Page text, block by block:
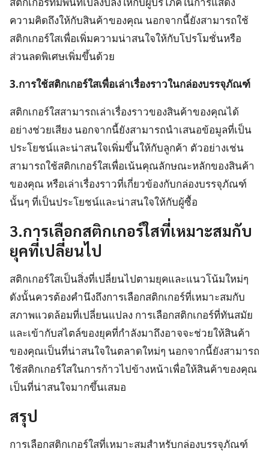
ความคิดถึงให้กับสินค้าของคุณ นอกจากนี้ยังสามารถใช้
สติกเกอร์ใสเพื่อเพิ่มความน่าสนใจให้กับโปรโมชั่นหรือ
ส่วนลดพิเศษเพิ่มขึ้นด้วย
3.การใช้สติกเกอร์ใสเพื่อเล่าเรื่องราวในกล่องบรรจุภัณฑ์
สติกเกอร์ใสสามารถเล่าเรื่องราวของสินค้าของคุณได้
อย่างช่วยเสียง นอกจากนี้ยังสามารถนำเสนอข้อมูลที่เป็น
ประโยชน์และน่าสนใจเพิ่มขึ้นให้กับลูกค้า ตัวอย่างเช่น
สามารถใช้สติกเกอร์ใสเพื่อเน้นคุณลักษณะหลักของสินค้า
ของคุณ หรือเล่าเรื่องราวที่เกี่ยวข้องกับกล่องบรรจุภัณฑ์
นั้นๆ ที่เป็นประโยชน์และน่าสนใจให้กับผู้ซื้อ
3.การเลือกสติกเกอร์ใสที่เหมาะสมกับ
ยุคที่เปลี่ยนไป
สติกเกอร์ใสเป็นสิ่งที่เปลี่ยนไปตามยุคและแนวโน้มใหม่ๆ
ดังนั้นควรต้องคำนึงถึงการเลือกสติกเกอร์ที่เหมาะสมกับ
สภาพแวดล้อมที่เปลี่ยนแปลง การเลือกสติกเกอร์ที่ทันสมัย
และเข้ากับสไตล์ของยุคที่กำลังมาถึงอาจจะช่วยให้สินค้า
ของคุณเป็นที่น่าสนใจในตลาดใหม่ๆ นอกจากนี้ยังสามารถ
ใช้สติกเกอร์ใสในการก้าวไปข้างหน้าเพื่อให้สินค้าของคุณ
เป็นที่น่าสนใจมากขึ้นเสมอ
สรุป
การเลือกสติกเกอร์ใสที่เหมาะสมสำหรับกล่องบรรจุภัณฑ์